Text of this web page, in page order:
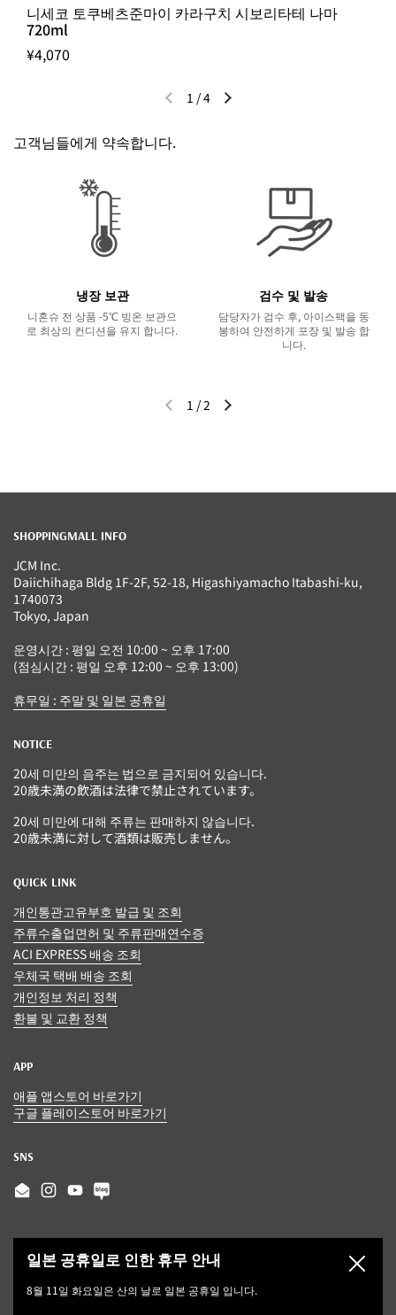
니세코 토쿠베츠준마이 카라구치 시보리타테 나마
720ml
¥4,070
이전 슬라이드다음 슬라이드
1 /4
고객님들에게 약속합니다.
냉장 보관
니혼슈 전 상품 -5℃ 빙온 보관으
로 최상의 컨디션을 유지 합니다.
검수 및 발송
담당자가 검수 후, 아이스팩을 동
봉하여 안전하게 포장 및 발송 합
니다.
이전 슬라이드다음 슬라이드
1 /2
SHOPPINGMALL INFO
JCM Inc.
Daiichihaga Bldg 1F-2F, 52-18, Higashiyamacho Itabashi-ku,
1740073
Tokyo, Japan
운영시간 : 평일 오전 10:00 ~ 오후 17:00
(점심시간 : 평일 오후 12:00 ~ 오후 13:00)
휴무일 : 주말 및 일본 공휴일
NOTICE
20세 미만의 음주는 법으로 금지되어 있습니다.
20歳未満の飲酒は法律で禁止されています。
20세 미만에 대해 주류는 판매하지 않습니다.
20歳未満に対して酒類は販売しません。
QUICK LINK
개인통관고유부호 발급 및 조회
주류수출업면허 및 주류판매연수증
ACI EXPRESS 배송 조회
우체국 택배 배송 조회
개인정보 처리 정책
환불 및 교환 정책
APP
애플 앱스토어 바로가기
구글 플레이스토어 바로가기
SNS
EmailInstagram
YouTube
일본 공휴일로 인한 휴무 안내
8월 11일 화요일은 산의 날로 일본 공휴일 입니다.
닫기